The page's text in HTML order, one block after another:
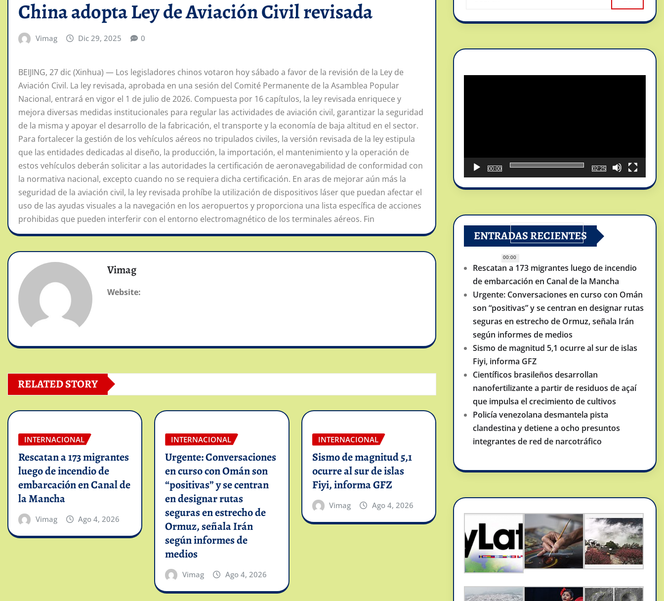
China adopta Ley de Aviación Civil revisada
Vimag Dic 29, 2025 0
BEIJING, 27 dic (Xinhua) — Los legisladores chinos votaron hoy sábado a favor de la revisión de la Ley de
Aviación Civil. La ley revisada, aprobada en una sesión del Comité Permanente de la Asamblea Popular
Nacional, entrará en vigor el 1 de julio de 2026. Compuesta por 16 capítulos, la ley revisada enriquece y
mejora diversas medidas institucionales para regular las actividades de aviación civil, garantizar la seguridad
de la misma y apoyar el desarrollo de la fabricación, el transporte y la economía de baja altitud en el sector.
Para fortalecer la gestión de los vehículos aéreos no tripulados civiles, la versión revisada de la ley estipula
que las entidades dedicadas al diseño, la producción, la importación, el mantenimiento y la operación de
estos vehículos deberán solicitar a las autoridades la certificación de aeronavegabilidad de conformidad con
la normativa nacional, excepto cuando no se requiera dicha certificación. En aras de mejorar aún más la
seguridad de la aviación civil, la ley revisada prohíbe la utilización de dispositivos láser que puedan afectar el
uso de las ayudas visuales a la navegación en los aeropuertos y proporciona una lista específica de acciones
prohibidas que pueden interferir con el entorno electromagnético de los terminales aéreos. Fin
Vimag
Website:
RELATED STORY
INTERNACIONAL
Rescatan a 173 migrantes
luego de incendio de
embarcación en Canal de
la Mancha
Vimag Ago 4, 2026
INTERNACIONAL
Urgente: Conversaciones
en curso con Omán son
“positivas” y se centran
en designar rutas
seguras en estrecho de
Ormuz, señala Irán
según informes de
medios
Vimag Ago 4, 2026
INTERNACIONAL
Sismo de magnitud 5,1
ocurre al sur de islas
Fiyi, informa GFZ
Vimag Ago 4, 2026
00:00
00:00
02:25
ENTRADAS RECIENTES
Rescatan a 173 migrantes luego de incendio
de embarcación en Canal de la Mancha
Urgente: Conversaciones en curso con Omán
son “positivas” y se centran en designar rutas
seguras en estrecho de Ormuz, señala Irán
según informes de medios
Sismo de magnitud 5,1 ocurre al sur de islas
Fiyi, informa GFZ
Científicos brasileños desarrollan
nanofertilizante a partir de residuos de açaí
que impulsa el crecimiento de cultivos
Policía venezolana desmantela pista
clandestina y detiene a ocho presuntos
integrantes de red de narcotráfico